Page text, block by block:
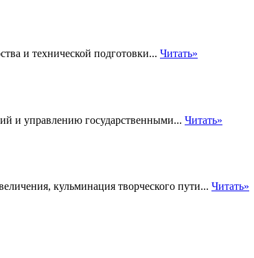
и технической подготовки... Читать»
и управлению государственными... Читать»
кульминация творческого пути... Читать»